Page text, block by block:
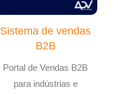
Sistema de vendas
B2B
Portal de Vendas B2B
para indústrias e